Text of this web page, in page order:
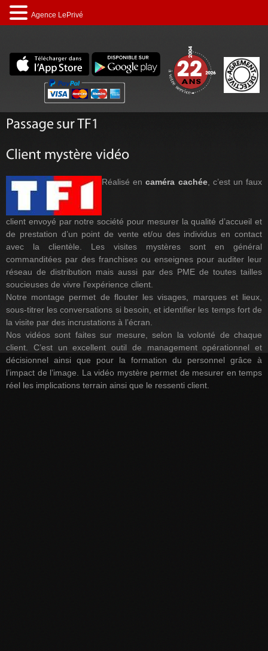
Réalisé encaméra cachée, c’est un faux
client envoyé par notre société pour mesurer la qualité d’accueil et
de prestation d’un point de vente et/ou des individus en contact
avec la clientèle. Les visites mystères sont en général
commanditées par des franchises ou enseignes pour auditer leur
réseau de distribution mais aussi par des PME de toutes tailles
soucieuses de vivre l’expérience client.
Notre montage permet de flouter les visages, marques et lieux,
sous-titrer les conversations si besoin, et identifier les temps fort de
la visite par des incrustations à l’écran.
Nos vidéos sont faites sur mesure, selon la volonté de chaque
client. C’est un excellent outil de management opérationnel et
décisionnel ainsi que pour la formation du personnel grâce à
l’impact de l’image. La vidéo mystère permet de mesurer en temps
réel les implications terrain ainsi que le ressenti client.
Agence LePrivé